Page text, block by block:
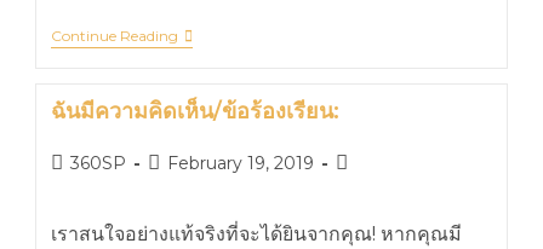
Continue Reading
ฉันมีความคิดเห็น/ข้อร้องเรียน:
360SP February 19, 2019
เราสนใจอย่างแท้จริงที่จะได้ยินจากคุณ! หากคุณมี